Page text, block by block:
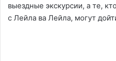
выездные экскурсии, а те,
с Лейла ва Лейла, могут